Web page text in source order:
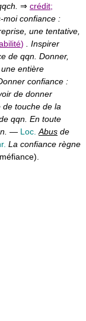
⇒ crédit;
moi confiance :
une tentative,
) . Inspirer
de qqn. Donner,
entière
Donner confiance :
de donner
touche de la
qqn. En toute
— Loc. Abus de
La confiance règne